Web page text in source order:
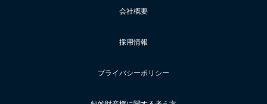
会社概要
採用情報
プライバシーポリシー